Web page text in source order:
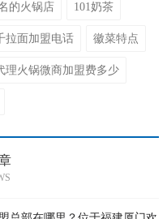
的火锅店 101奶茶
拉面加盟电话 徽菜特点
理火锅微商加盟费多少